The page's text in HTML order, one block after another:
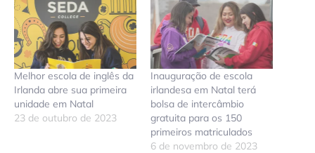
Melhor escola de inglês da
Irlanda abre sua primeira
unidade em Natal
23 de outubro de 2023
Inauguração de escola
irlandesa em Natal terá
bolsa de intercâmbio
gratuita para os 150
primeiros matriculados
6 de novembro de 2023